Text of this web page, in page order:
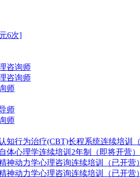
6次]
咨询师
咨询师
师
师
师
知行为治疗(CBT)长程系统连续培训
体心理学连续培训2年制（即将开营）
神动力学心理咨询连续培训（已开营）
神动力学心理咨询连续培训（已开营）